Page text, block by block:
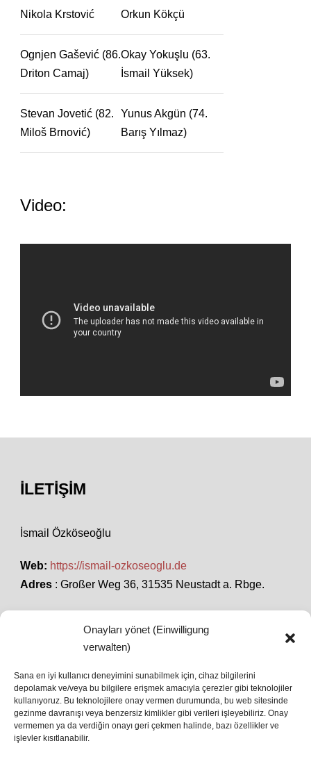
Onayları yönet (Einwilligung
verwalten)
Sana en iyi kullanıcı deneyimini sunabilmek için, cihaz bilgilerini
depolamak ve/veya bu bilgilere erişmek amacıyla çerezler gibi teknolojiler
kullanıyoruz. Bu teknolojilere onay vermen durumunda, bu web sitesinde
gezinme davranışı veya benzersiz kimlikler gibi verileri işleyebiliriz. Onay
vermemen ya da verdiğin onayı geri çekmen halinde, bazı özellikler ve
işlevler kısıtlanabilir.
Nikola Krstović Orkun Kökçü
Ognjen Gašević (86.
Driton Camaj)
Okay Yokuşlu (63.
İsmail Yüksek)
Stevan Jovetić (82.
Miloš Brnović)
Yunus Akgün (74.
Barış Yılmaz)
Video:
İLETIŞIM
İsmail Özköseoğlu
Web: https://ismail-ozkoseoglu.de
Adres : Großer Weg 36, 31535 Neustadt a. Rbge.
SON HABERLER
İstanbul’da Avrupa Ligi Finali: Freiburg ve Aston
Villa Boğaz’da Tarih Yazmaya Hazırlanıyor
08 May 2026